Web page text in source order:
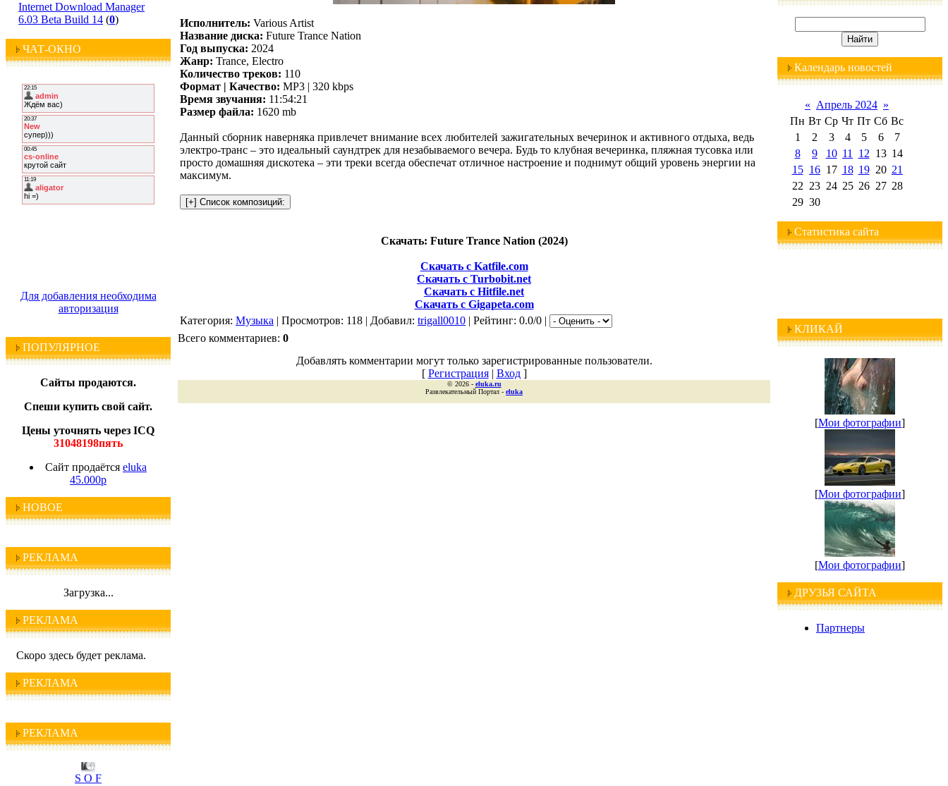
Internet Download Manager
6.03 Beta Build 14 (0)
ЧАТ-ОКНО
Для добавления необходима
авторизация
ПОПУЛЯРНОЕ
Сайты продаются.
Спеши купить свой сайт.
Цены уточнять через ICQ
31048198пять
Сайт продаётся eluka
45.000р
НОВОЕ
РЕКЛАМА
Загрузка...
РЕКЛАМА
Скоро здесь будет реклама.
РЕКЛАМА
РЕКЛАМАI C Q
S O F
T
Исполнитель: Various Artist
Название диска: Future Trance Nation
Год выпуска: 2024
Жанр: Trance, Electro
Количество треков: 110
Формат | Качество: MP3 | 320 kbps
Время звучания: 11:54:21
Размер файла: 1620 mb
Данный сборник наверняка привлечет внимание всех любителей зажигательных вечеринок и активного отдыха, ведь
электро-транс – это идеальный саундтрек для незабываемого вечера. Будь то клубная вечеринка, пляжная тусовка или
просто домашняя дискотека – эти треки всегда обеспечат отличное настроение и поднимут общий уровень энергии на
максимум.
Скачать: Future Trance Nation (2024)
Скачать с Katfile.com
Скачать с Turbobit.net
Скачать с Hitfile.net
Скачать с Gigapeta.com
Категория: Музыка | Просмотров: 118 | Добавил: trigall0010 | Рейтинг: 0.0/0 |
Всего комментариев: 0
Добавлять комментарии могут только зарегистрированные пользователи.
[ Регистрация| Вход]
© 2026 - eluka.ru
Развлекательный Портал - eluka
Календарь новостей
« Апрель 2024 »
Пн Вт Ср Чт Пт Сб Вс
1
2 3 4 5 6
7
8
9 10 11 12 13 14
15 16 17 18 19 20 21
22 23 24 25 26 27 28
29 30
Статистика сайта
КЛИКАЙ
[Мои фотографии]
[Мои фотографии]
[Мои фотографии]
ДРУЗЬЯ САЙТА
Партнеры